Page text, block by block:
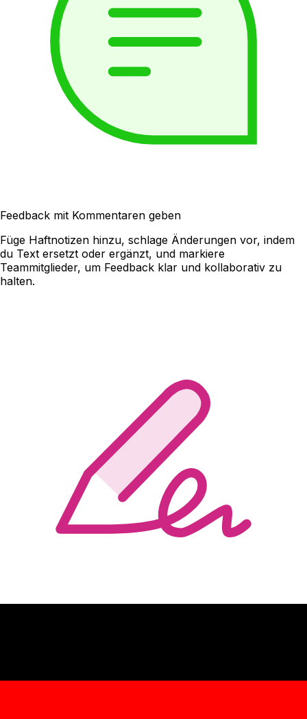
Feedback mit Kommentaren geben
Füge Haftnotizen hinzu, schlage Änderungen vor, indem
du Text ersetzt oder ergänzt, und markiere
Teammitglieder, um Feedback klar und kollaborativ zu
halten.
Formularfelder aus und füge eine Unterschrift hinzu.